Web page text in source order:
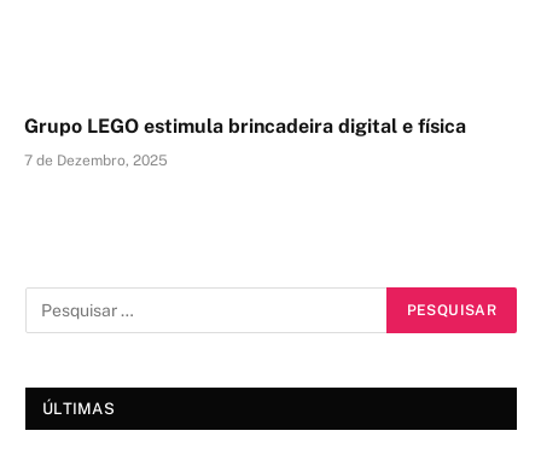
Grupo LEGO estimula brincadeira digital e física
7 de Dezembro, 2025
ÚLTIMAS